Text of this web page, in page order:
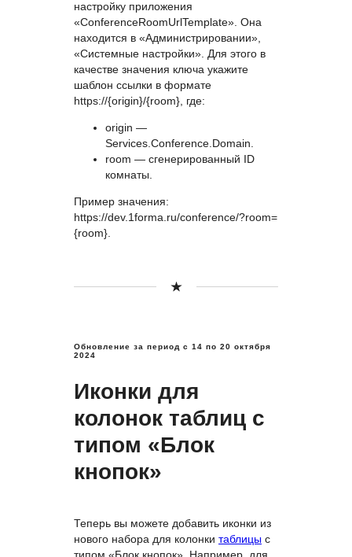
настройку приложения
«ConferenceRoomUrlTemplate». Она
находится в «Администрировании»,
«Системные настройки». Для этого в
качестве значения ключа укажите
шаблон ссылки в формате
https://{origin}/{room}, где:
origin —
Services.Conference.Domain.
room — сгенерированный ID
комнаты.
Пример значения:
https://dev.1forma.ru/conference/?room=
{room}.
Обновление за период с 14 по 20 октября
2024
Иконки для
колонок таблиц с
типом «Блок
кнопок»
Теперь вы можете добавить иконки из
нового набора для колонки таблицы с